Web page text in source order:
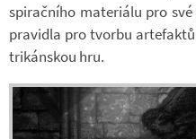
spi­rač­ního ma­te­ri­álu pro
pra­vi­dla pro tvorbu
tri­kán­skou hru.